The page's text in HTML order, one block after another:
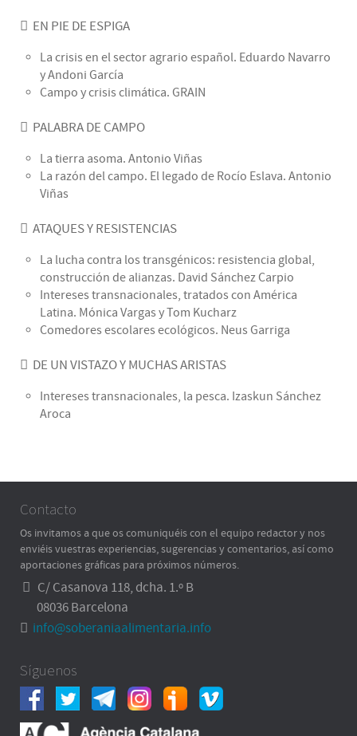
EN PIE DE ESPIGA
La crisis en el sector agrario español. Eduardo Navarro
y Andoni García
Campo y crisis climática. GRAIN
PALABRA DE CAMPO
La tierra asoma. Antonio Viñas
La razón del campo. El legado de Rocío Eslava. Antonio
Viñas
ATAQUES Y RESISTENCIAS
La lucha contra los transgénicos: resistencia global,
construcción de alianzas. David Sánchez Carpio
Intereses transnacionales, tratados con América
Latina. Mónica Vargas y Tom Kucharz
Comedores escolares ecológicos. Neus Garriga
DE UN VISTAZO Y MUCHAS ARISTAS
Intereses transnacionales, la pesca. Izaskun Sánchez
Aroca
Contacto
Os invitamos a que os comuniquéis con el equipo redactor y nos
enviéis vuestras experiencias, sugerencias y comentarios, así como
aportaciones gráficas para próximos números.
C/ Casanova 118, dcha. 1.º B
08036 Barcelona
info@soberaniaalimentaria.info
Síguenos